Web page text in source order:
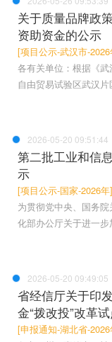
关于质量品牌政
资助资金的公示
[项目公示-武汉市-2026
各有关单位：根据《武
自由贸易试验区武汉
2026-05-20 09:51:44
第二批工业和信
示
[项目公示-国家-2026年]
为贯彻党中央、国务
化部办公厅关于进一
2026-05-20 09:49:05
省经信厅关于印
金“拨改投”改革
[申报通知-湖北省-2026